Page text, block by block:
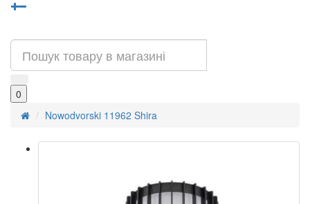
0
Nowodvorski 11962 Shira